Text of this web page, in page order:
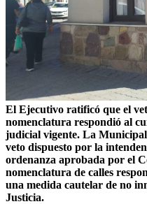
El Ejecutivo ratificó que el
nomenclatura respondió al
judicial vigente. La
veto dispuesto por la
ordenanza aprobada por el
nomenclatura de calles
una medida cautelar de no
Justicia.